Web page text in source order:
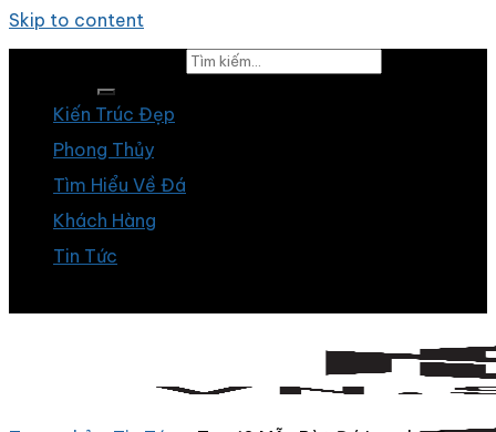
Skip to content
Kiến Trúc Đẹp
Phong Thủy
Tìm Hiểu Về Đá
Khách Hàng
Tin Tức